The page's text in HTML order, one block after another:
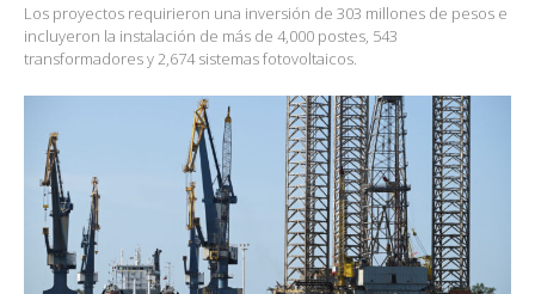
Los proyectos requirieron una inversión de 303 millones de pesos e
incluyeron la instalación de más de 4,000 postes, 543
transformadores y 2,674 sistemas fotovoltaicos.